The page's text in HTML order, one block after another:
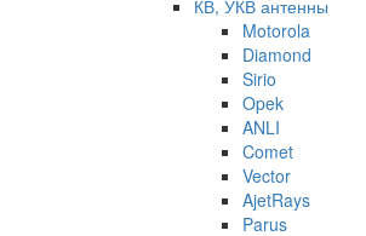
КВ, УКВ антенны
Motorola
Diamond
Sirio
Opek
ANLI
Comet
Vector
AjetRays
Parus